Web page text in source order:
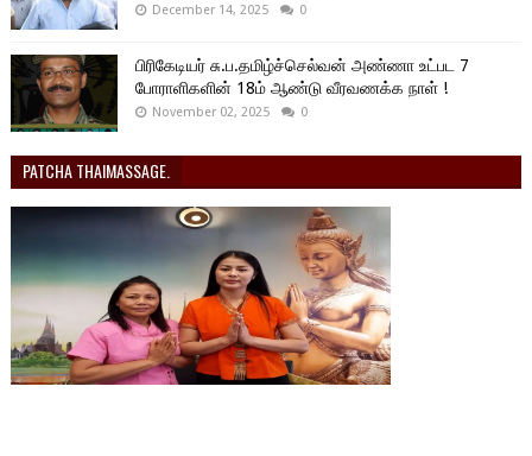
December 14, 2025 0
பிரிகேடியர் சு.ப.தமிழ்ச்செல்வன் அண்ணா உட்பட 7
போராளிகளின் 18ம் ஆண்டு வீரவணக்க நாள் !
November 02, 2025 0
PATCHA THAIMASSAGE.